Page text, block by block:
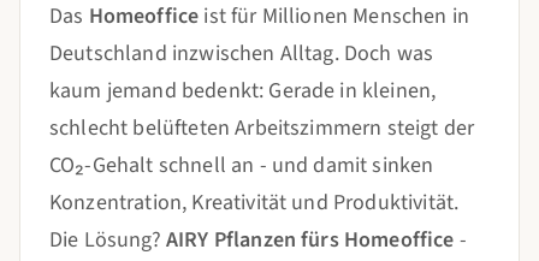
Das Homeoffice ist für Millionen Menschen in
Deutschland inzwischen Alltag. Doch was
kaum jemand bedenkt: Gerade in kleinen,
schlecht belüfteten Arbeitszimmern steigt der
CO₂-Gehalt schnell an - und damit sinken
Konzentration, Kreativität und Produktivität.
Die Lösung? AIRY Pflanzen fürs Homeoffice -